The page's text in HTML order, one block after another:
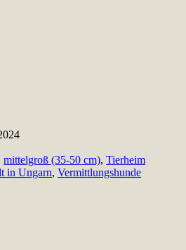
mittelgroß (35-50 cm), Tierheim
in Ungarn, Vermittlungshunde